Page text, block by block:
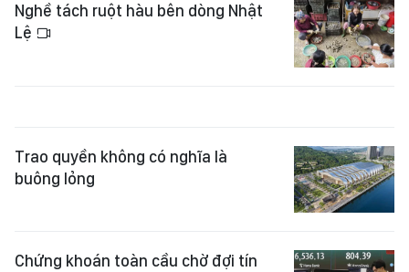
Nghề tách ruột hàu bên dòng Nhật
Lệ
Trao quyền không có nghĩa là
buông lỏng
Chứng khoán toàn cầu chờ đợi tín